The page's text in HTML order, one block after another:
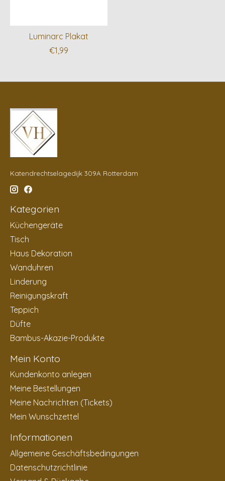
Luminarc Plakat
€1,99
Katendrechtselagedijk 309A Rotterdam
Kategorien
Küchengeräte
Tisch
Haus Dekoration
Wanduhren
Linderung
Reinigungskraft
Teppich
Düfte
Bambus-Akazie-Produkte
Mein Konto
Kundenkonto anlegen
Meine Bestellungen
Meine Nachrichten (Tickets)
Mein Wunschzettel
Informationen
Allgemeine Geschäftsbedingungen
Datenschutzrichtlinie